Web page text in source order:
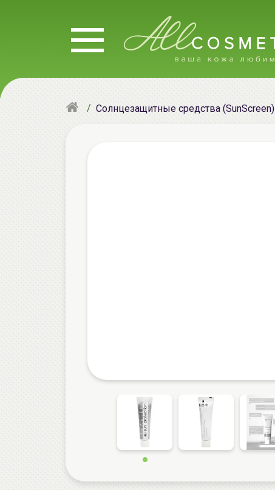
Солнцезащитные средства (SunScreen)